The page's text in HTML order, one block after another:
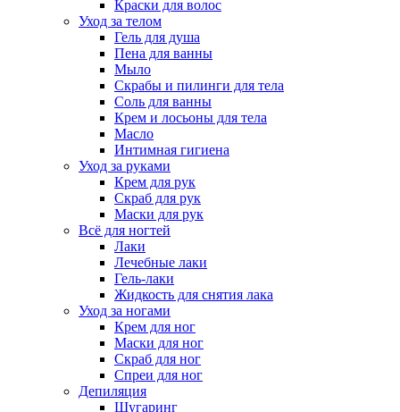
Краски для волос
Уход за телом
Гель для душа
Пена для ванны
Мыло
Скрабы и пилинги для тела
Соль для ванны
Крем и лосьоны для тела
Масло
Интимная гигиена
Уход за руками
Крем для рук
Скраб для рук
Маски для рук
Всё для ногтей
Лаки
Лечебные лаки
Гель-лаки
Жидкость для снятия лака
Уход за ногами
Крем для ног
Маски для ног
Скраб для ног
Спреи для ног
Депиляция
Шугаринг